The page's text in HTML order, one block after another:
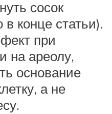
сосок
конце статьи).
при
на ареолу,
основание
а не